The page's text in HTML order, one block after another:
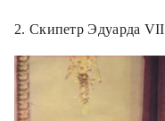
2. Скипетр Эдуарда VII